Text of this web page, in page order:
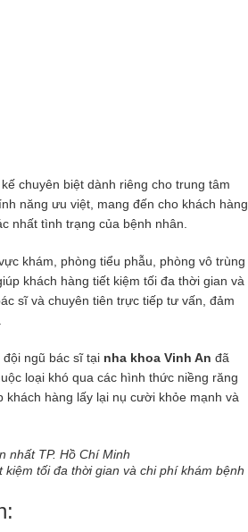
chuyên biệt dành riêng cho trung tâm
năng ưu việt, mang đến cho khách hàng
nhất tình trạng của bệnh nhân.
khám, phòng tiểu phẫu, phòng vô trùng
khách hàng tiết kiệm tối đa thời gian và
sĩ và chuyên tiên trực tiếp tư vấn, đảm
ngũ bác sĩ tại nha khoa Vinh An đã
loại khó qua các hình thức niềng răng
hàng lấy lại nụ cười khỏe mạnh và
tối đa thời gian và chi phí khám bệnh